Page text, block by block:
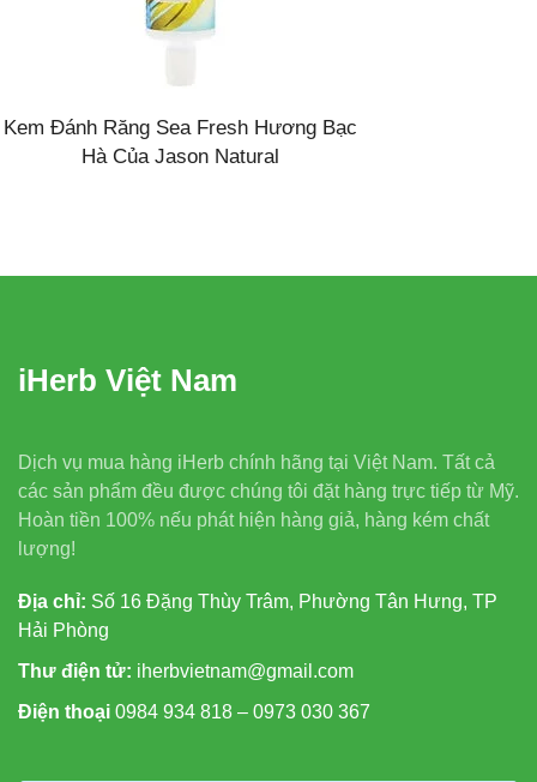
Kem Đánh Răng Sea Fresh Hương Bạc
Hà Của Jason Natural
iHerb Việt Nam
Dịch vụ mua hàng iHerb chính hãng tại Việt Nam. Tất cả
các sản phẩm đều được chúng tôi đặt hàng trực tiếp từ Mỹ.
Hoàn tiền 100% nếu phát hiện hàng giả, hàng kém chất
lượng!
Địa chỉ: Số 16 Đặng Thùy Trâm, Phường Tân Hưng, TP
Hải Phòng
Thư điện tử: iherbvietnam@gmail.com
Điện thoại 0984 934 818 – 0973 030 367